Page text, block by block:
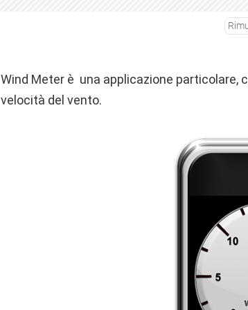
Wind Meter è una applicazione particolare,
velocità del vento.